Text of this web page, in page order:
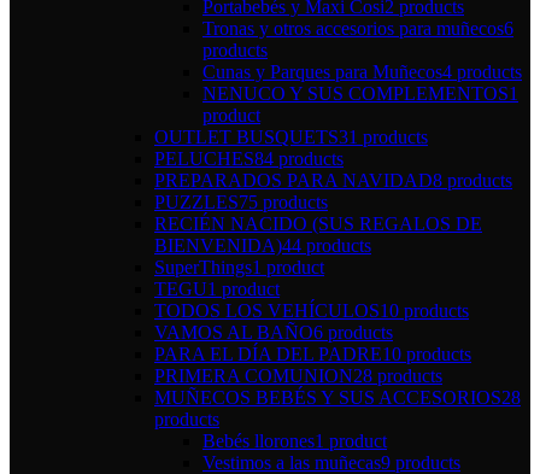
Portabebés y Maxi Cosi2 products
Tronas y otros accesorios para muñecos6
products
Cunas y Parques para Muñecos4 products
NENUCO Y SUS COMPLEMENTOS1
product
OUTLET BUSQUETS31 products
PELUCHES84 products
PREPARADOS PARA NAVIDAD8 products
PUZZLES75 products
RECIÉN NACIDO (SUS REGALOS DE
BIENVENIDA)44 products
SuperThings1 product
TEGU1 product
TODOS LOS VEHÍCULOS10 products
VAMOS AL BAÑO6 products
PARA EL DÍA DEL PADRE10 products
PRIMERA COMUNION28 products
MUÑECOS BEBÉS Y SUS ACCESORIOS28
products
Bebés llorones1 product
Vestimos a las muñecas9 products